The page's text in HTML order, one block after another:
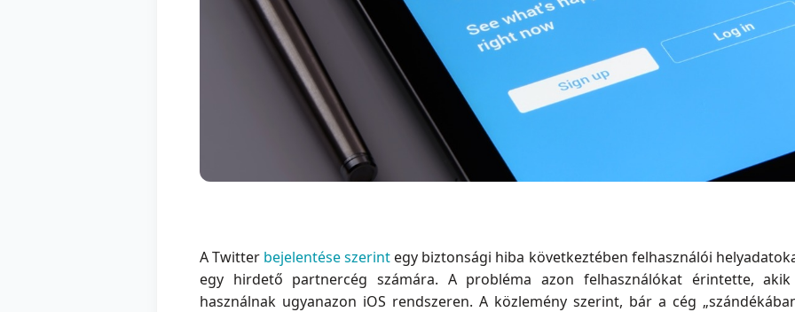
A Twitter bejelentése szerint egy biztonsági hiba következtében felhasználói
egy hirdető partnercég számára. A probléma azon felhasználókat érintette,
használnak ugyanazon iOS rendszeren. A közlemény szerint, bár a cég